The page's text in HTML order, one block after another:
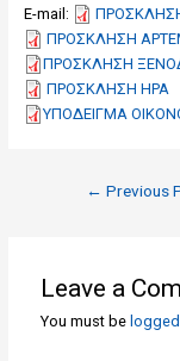
E-mail:
ΠΡΟΣΚΛΗΣΗ
ΠΡΟΣΚΛΗΣΗ
ΠΡΟΣΚΛΗΣΗ ΗΡΑ
ΥΠΟΔΕΙΓΜΑ
← Previous
Leave a
You must be